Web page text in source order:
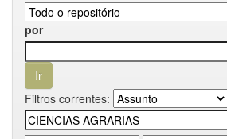
por
Filtros correntes: